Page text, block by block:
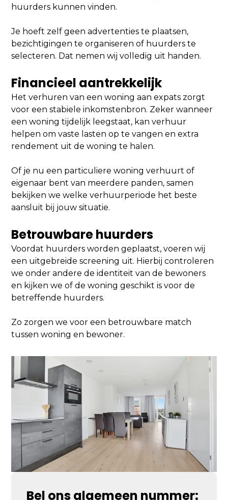
huurders kunnen vinden.
Je hoeft zelf geen advertenties te plaatsen,
bezichtigingen te organiseren of huurders te
selecteren. Dat nemen wij volledig uit handen.
Financieel aantrekkelijk
Het verhuren van een woning aan expats zorgt
voor een stabiele inkomstenbron. Zeker wanneer
een woning tijdelijk leegstaat, kan verhuur
helpen om vaste lasten op te vangen en extra
rendement uit de woning te halen.
Of je nu een particuliere woning verhuurt of
eigenaar bent van meerdere panden, samen
bekijken we welke verhuurperiode het beste
aansluit bij jouw situatie.
Betrouwbare huurders
Voordat huurders worden geplaatst, voeren wij
een uitgebreide screening uit. Hierbij controleren
we onder andere de identiteit van de bewoners
en kijken we of de woning geschikt is voor de
betreffende huurders.
Zo zorgen we voor een betrouwbare match
tussen woning en bewoner.
Bel ons algemeen nummer: